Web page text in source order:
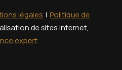
légales | Politique de
de sites Internet,